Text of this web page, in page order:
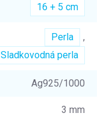
16 + 5 cm
Perla
,
Sladkovodná perla
Ag925/1000
3 mm